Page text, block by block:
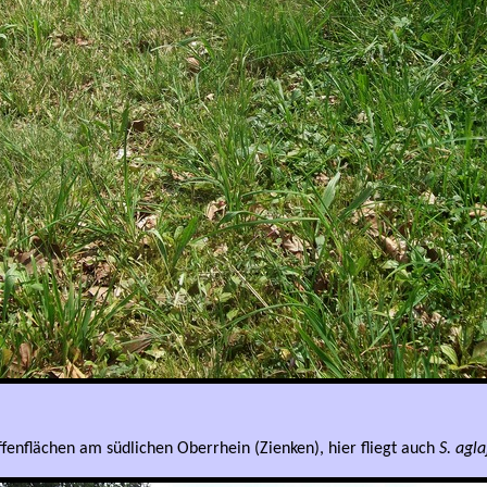
am südlichen Oberrhein (Zienken), hier fliegt auch S.